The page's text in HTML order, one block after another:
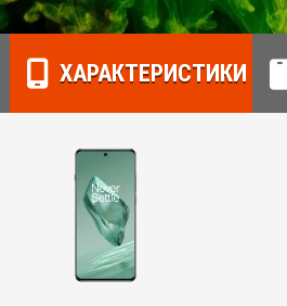
ХАРАКТЕРИСТИКИ